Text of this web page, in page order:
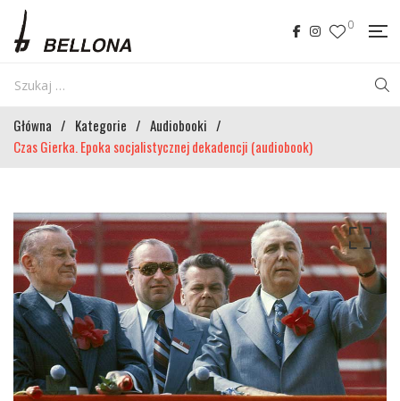
0
Główna / Kategorie / Audiobooki /
Czas Gierka. Epoka socjalistycznej dekadencji (audiobook)